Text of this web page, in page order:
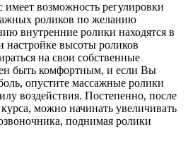
возможность регулировки
роликов по желанию
внутренние ролики находятся в
высоты роликов
на свои собственные
быть комфортным, и если Вы
опустите массажные ролики
воздействия. Постепенно, после
можно начинать увеличивать
поднимая ролики